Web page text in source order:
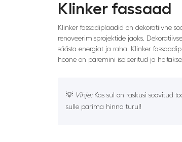
Klinker fassaad
Klinker fassadiplaadid on dekoratiivne
renoveerimisprojektide jaoks.
säästa energiat ja raha. Klinker
hoone on paremini isoleeritud ja
💡 Vihje:Kas sul on raskusi soovitud
sulle parima hinna turul!